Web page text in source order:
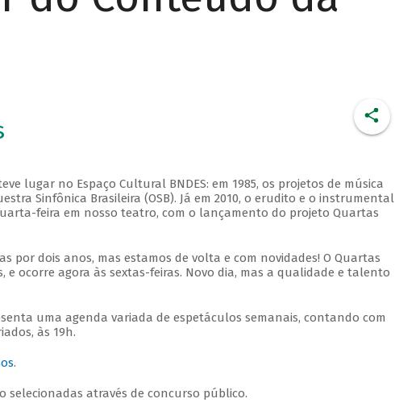
lugar no Espaço Cultural BNDES: em 1985, os projetos de música
Sinfônica Brasileira (OSB). Já em 2010, o erudito e o instrumental
feira em nosso teatro, com o lançamento do projeto Quartas
por dois anos, mas estamos de volta e com novidades! O Quartas
ocorre agora às sextas-feiras. Novo dia, mas a qualidade e talento
uma agenda variada de espetáculos semanais, contando com
às 19h.
.
selecionadas através de concurso público.